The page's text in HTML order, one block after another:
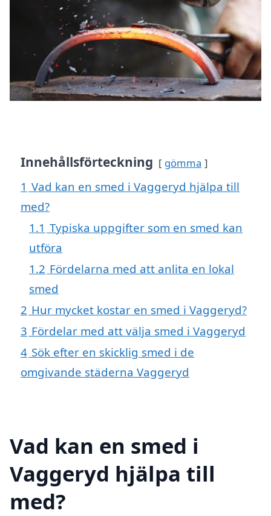
Innehållsförteckning gömma
1 Vad kan en smed i Vaggeryd hjälpa till
med?
1.1 Typiska uppgifter som en smed kan
utföra
1.2 Fördelarna med att anlita en lokal
smed
2 Hur mycket kostar en smed i Vaggeryd?
3 Fördelar med att välja smed i Vaggeryd
4 Sök efter en skicklig smed i de
omgivande städerna Vaggeryd
Vad kan en smed i
Vaggeryd hjälpa till
med?